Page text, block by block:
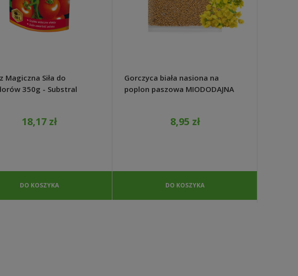
Magiczna Siła do
350g - Substral
18,17 zł
DO KOSZYKA
Gorczyca biała nasiona na
poplon paszowa MIODODAJNA
8,95 zł
DO KOSZYKA